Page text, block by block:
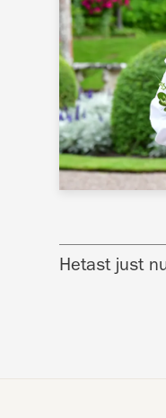
Hetast just